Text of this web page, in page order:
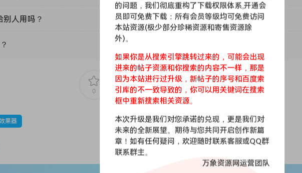
VST3
人用吗？
0 0
果器
的问题，我们彻底重构了下载权限体系,开通会
员即可免费下载：所有会员等级均可免费访问
本站资源(极少部分珍稀资源和寄售资源除
外)。
如果你是从搜索引擎跳转过来的，可能会出现
进来的帖子资源和你搜索的内容不一样，那是
因为本站进行过升级，新帖子的序号和百度索
引库的不一致导致的，你可以用关键词在搜索
框中重新搜索相关资源。
本次升级是我们对您承诺的兑现，更是我们对
未来的全新展望。期待与您共同开启创作新篇
章！如有任何疑问，欢迎随时联系客服或QQ群
联系群主。
万象资源网运营团队